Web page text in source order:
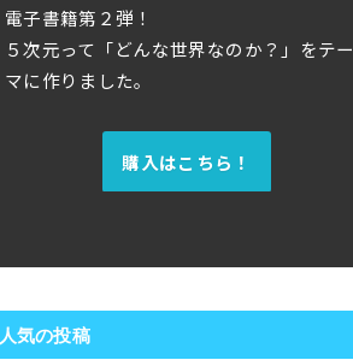
電子書籍第２弾！
５次元って「どんな世界なのか？」をテー
マに作りました。
購入はこちら！
人気の投稿